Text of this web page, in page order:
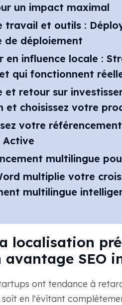
un impact maximal
travail et outils :
de déploiement
en influence locale :
qui fonctionnent
et retour sur
et choisissez votre
votre
Active
multilingue
multiplie votre
multilingue
localisation
SEO
ont tendance à
en l'évitant